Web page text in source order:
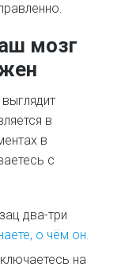
мозг
в
в
с
два-три
о чём он.
на